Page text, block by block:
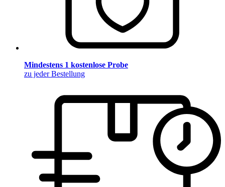
Mindestens 1 kostenlose Probe
zu jeder Bestellung